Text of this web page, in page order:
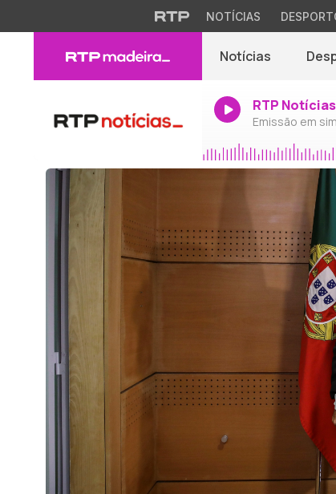
NOTÍCIAS
Notícias
RTP
Emissão em